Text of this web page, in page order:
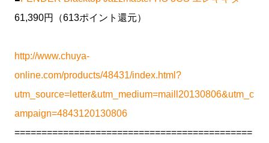
61,390円（613ポイント還元）
http://www.chuya-
online.com/products/48431/index.html?
utm_source=letter&utm_medium=maill20130806&utm_c
ampaign=4843120130806
============================================